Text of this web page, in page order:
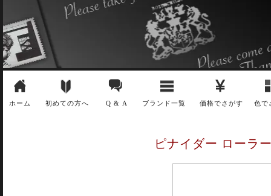
ホーム 初めての方へ Q & A ブランド一覧 価格でさがす 色で
ピナイダー ローラ